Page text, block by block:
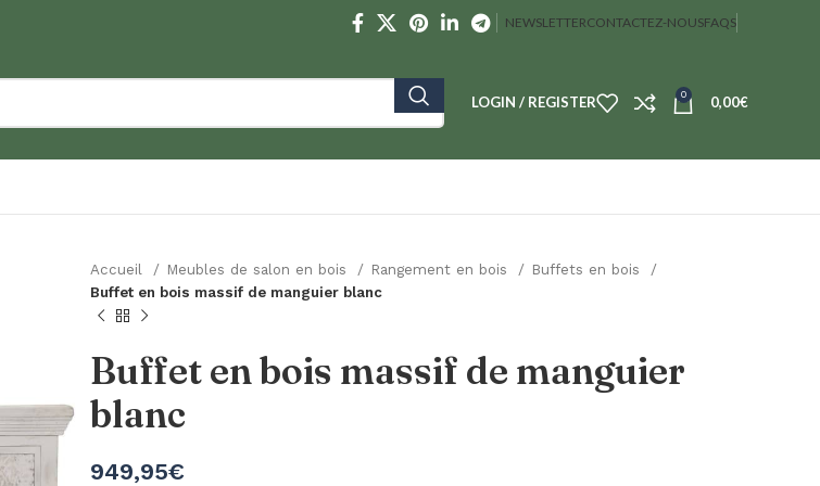
NEWSLETTERCONTACTEZ-NOUSFAQS
LOGIN / REGISTER 0 0,00€
Accueil Meubles de salon en bois Rangement en bois
Buffets en bois
Buffet en bois massif de manguier blanc
Buffet en bois massif de manguier
blanc
949,95€